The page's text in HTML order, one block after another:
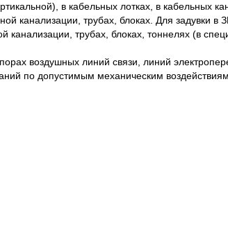
в кабельных лотках, в кабельных
канализации, трубах, блоках. Для задувки в
канализации, трубах, блоках, тоннелях (в
воздушных линий связи, линий
по допустимым механическим воздействиям